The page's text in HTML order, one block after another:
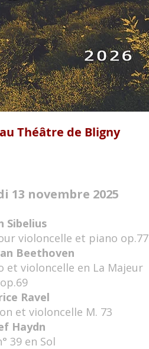
Théâtre de Bligny
13 novembre 2025
Sibelius
violoncelle et piano op.77
Beethoven
et violoncelle en La Majeur
op.69
Ravel
et violoncelle M. 73
Haydn
39 en Sol